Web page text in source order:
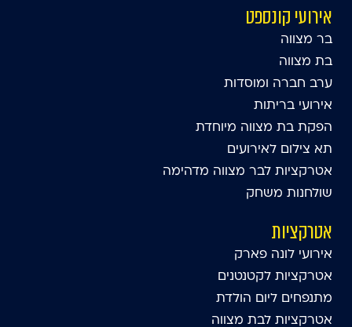
אירועי קונספט
בר מצווה
בת מצווה
ערב חברה ומוסדות
אירועי בריתות
הפקת בת מצווה מיוחדת
תא צילום לאירועים
אטרקציות לבר מצווה מדהימה
שולחנות משחק
אטרקציות
אירועי לונה פארק
אטרקציות לקטנטנים
מתנפחים ליום הולדת
אטרקציות לבת מצווה